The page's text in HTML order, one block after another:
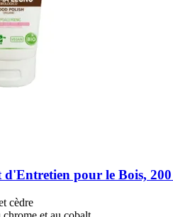
pour le Bois,
cèdre